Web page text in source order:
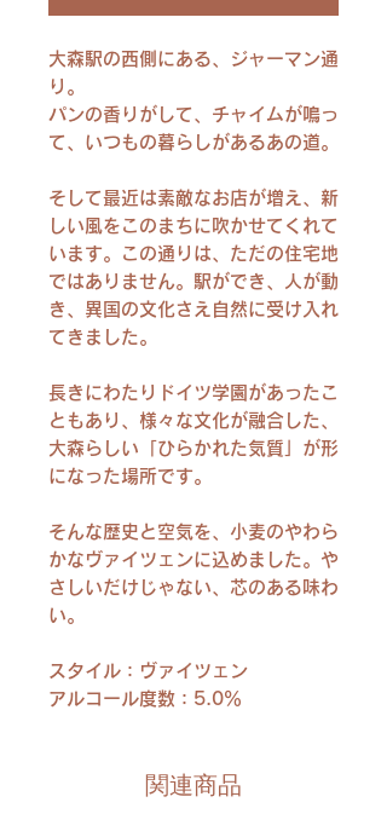
大森駅の西側にある、ジャーマン通
り。
パンの香りがして、チャイムが鳴っ
て、いつもの暮らしがあるあの道。
そして最近は素敵なお店が増え、新
しい風をこのまちに吹かせてくれて
います。この通りは、ただの住宅地
ではありません。駅ができ、人が動
き、異国の文化さえ自然に受け入れ
てきました。
長きにわたりドイツ学園があったこ
ともあり、様々な文化が融合した、
大森らしい「ひらかれた気質」が形
になった場所です。
そんな歴史と空気を、小麦のやわら
かなヴァイツェンに込めました。や
さしいだけじゃない、芯のある味わ
い。
スタイル：ヴァイツェン
アルコール度数：5.0％
関連商品